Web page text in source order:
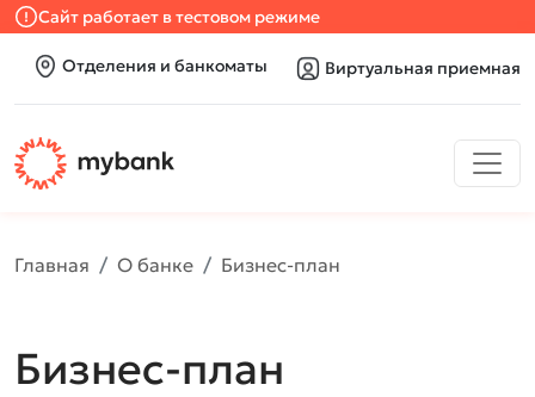
Сайт работает в тестовом режиме
Отделения и банкоматы Виртуальная приемная
Главная О банке Бизнес-план
Бизнес-план